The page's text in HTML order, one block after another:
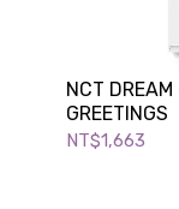
NCT
GREETINGS
NT$1,663